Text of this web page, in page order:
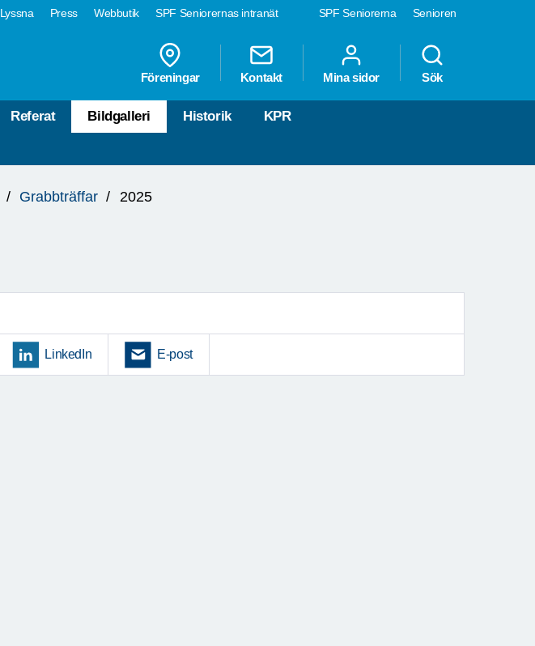
SPF Seniorerna Senioren
Lyssna Press Webbutik SPF Seniorernas intranät
Föreningar Kontakt Mina sidor Sök
Referat Bildgalleri Historik KPR
Grabbträffar 2025
LinkedIn E-post